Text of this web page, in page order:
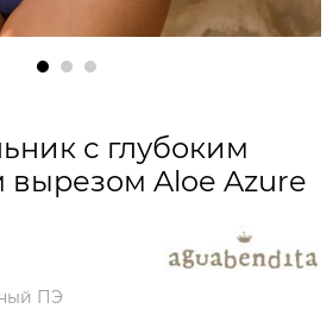
с глубоким
вырезом Aloe Azure
ПЭ